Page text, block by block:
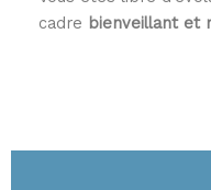
cadre bienveillant et